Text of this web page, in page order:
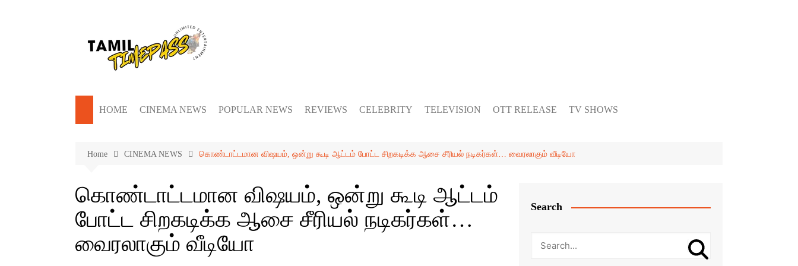
HOME CINEMA NEWS POPULAR NEWS REVIEWS CELEBRITY TELEVISION OTT RELEASE TV SHOWS
Home CINEMA NEWS கொண்டாட்டமான விஷயம், ஒன்று கூடி ஆட்டம் போட்ட சிறகடிக்க ஆசை சீரியல் நடிகர்கள்… வைரலாகும் வீடியோ
கொண்டாட்டமான விஷயம், ஒன்று கூடி ஆட்டம்
போட்ட சிறகடிக்க ஆசை சீரியல் நடிகர்கள்…
வைரலாகும் வீடியோ
Search